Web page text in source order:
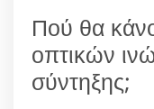
Πού θα
οπτικών
σύντηξης;